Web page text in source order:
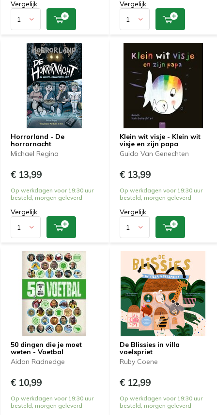
Vergelijk Vergelijk
Horrorland - De
horrornacht
Michael Regina
€ 13,99
Op werkdagen voor 19:30 uur
besteld, morgen geleverd
Vergelijk
Klein wit visje - Klein wit
visje en zijn papa
Guido Van Genechten
€ 13,99
Op werkdagen voor 19:30 uur
besteld, morgen geleverd
Vergelijk
50 dingen die je moet
weten - Voetbal
Aidan Radnedge
€ 10,99
Op werkdagen voor 19:30 uur
besteld, morgen geleverd
De Blissies in villa
voelspriet
Ruby Coene
€ 12,99
Op werkdagen voor 19:30 uur
besteld, morgen geleverd